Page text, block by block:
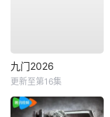
九门2026
更新至第16集